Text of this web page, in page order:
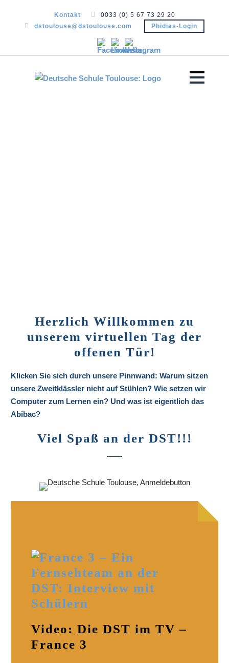
Kontakt
0033 (0) 5 67 73 29 20
dstoulouse@dstoulouse.com
Phidias-Login
Herzlich Willkommen zu
unserem virtuellen Tag der
offenen Tür!
Klicken Sie sich durch unsere Pinnwand:Warum sitzen
unsere Zweitklässler nicht auf Stühlen? Wie setzen wir
Computer zum Lernen ein? Und was ist eigentlich das
Abibac?
Viel Spaß an der DST!!!
Video: Die DST im TV –
France 3